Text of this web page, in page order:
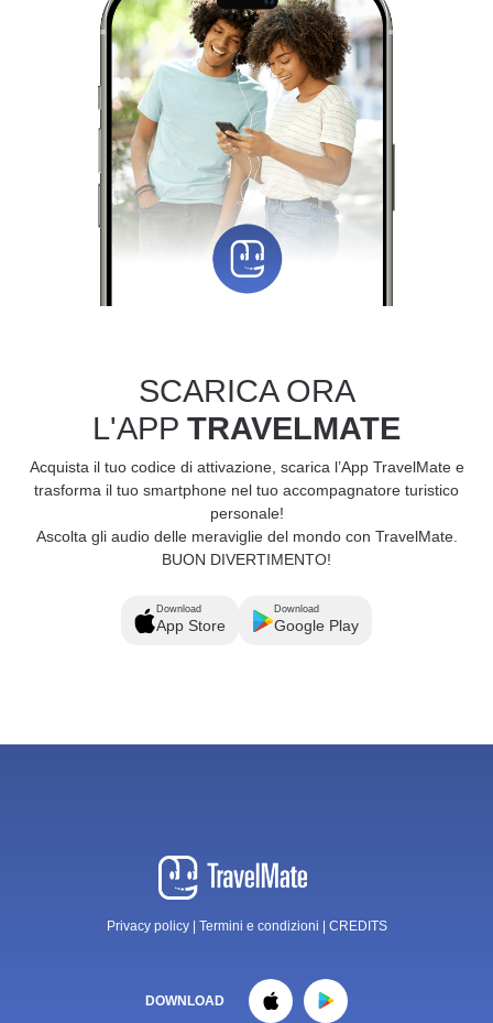
SCARICA ORA
L'APP TRAVELMATE
Acquista il tuo codice di attivazione, scarica l’App TravelMate e
trasforma il tuo smartphone nel tuo accompagnatore turistico
personale!
Ascolta gli audio delle meraviglie del mondo con TravelMate.
BUON DIVERTIMENTO!
Download
App Store
Download
Google Play
Privacy policy| Termini e condizioni CREDITS
DOWNLOAD